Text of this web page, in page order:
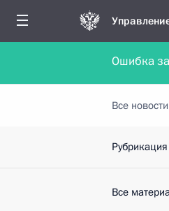
Все новости
Все
Ошибка